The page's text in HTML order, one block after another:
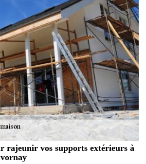
rajeunir vos supports extérieurs à